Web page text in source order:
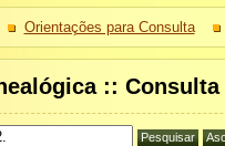
Orientações para Consulta
::